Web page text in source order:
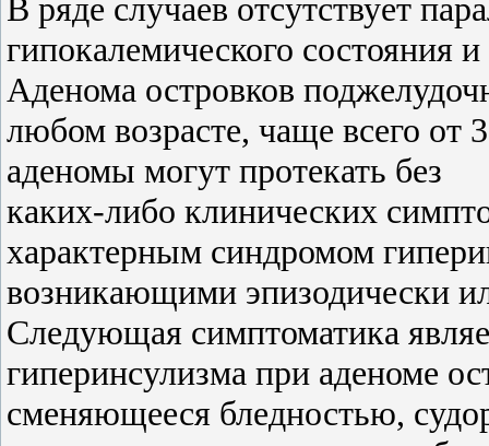
В ряде случаев отсутствует
гипокалемического состояния
Аденома островков
любом возрасте, чаще всего от
аденомы могут протекать без
каких-либо клинических
характерным синдромом
возникающими эпизодически
Следующая симптоматика
гиперинсулизма при аденоме
сменяющееся бледностью,